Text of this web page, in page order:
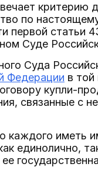
критерию
по
первой статьи
Суде
Суда
Федерации в той
купли-
связанные с
каждого иметь
единолично,